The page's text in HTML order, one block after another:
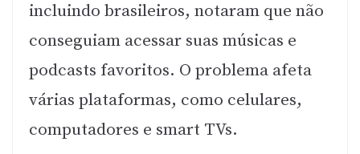
incluindo brasileiros, notaram que não
conseguiam acessar suas músicas e
podcasts favoritos. O problema afeta
várias plataformas, como celulares,
computadores e smart TVs.